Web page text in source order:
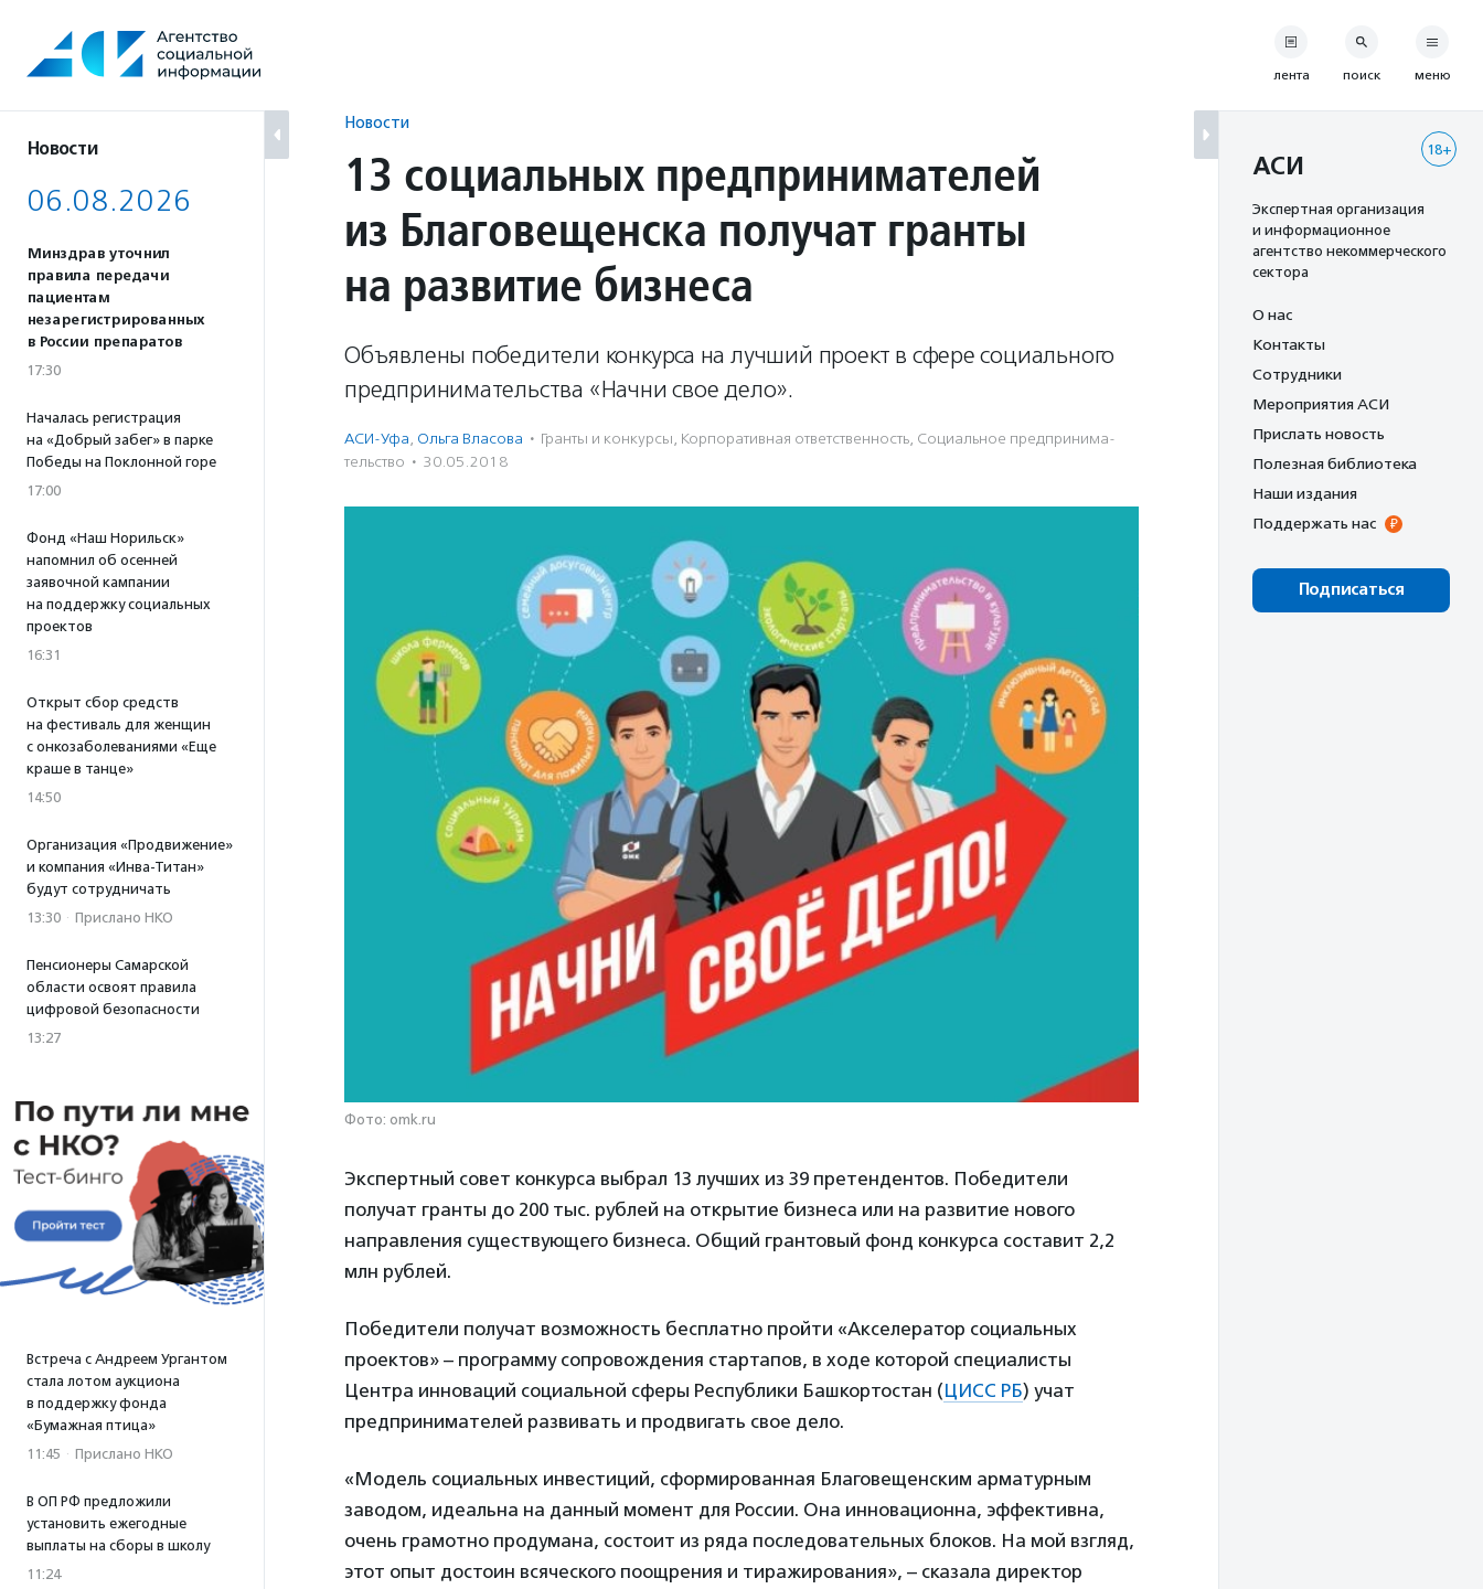
содержанию
Новости
06.08.2026
Минздрав уточнил
правила передачи
пациентам
незарегистрированных
в России препаратов
17:30
Началась регистрация
на «Добрый забег» в парке
Победы на Поклонной горе
17:00
Фонд «Наш Норильск»
напомнил об осенней
заявочной кампании
на поддержку социальных
проектов
16:31
Открыт сбор средств
на фестиваль для женщин
с онкозаболеваниями «Еще
краше в танце»
14:50
Организация «Продвижение»
и компания «Инва-Титан»
будут сотрудничать
13:30 · Прислано НКО
Пенсионеры Самарской
области освоят правила
цифровой безопасности
13:27
Встреча с Андреем Ургантом
стала лотом аукциона
в поддержку фонда
«Бумажная птица»
11:45 · Прислано НКО
В ОП РФ предложили
установить ежегодные
выплаты на сборы в школу
11:24
Новости
13 социальных предпринимателей
из Благовещенска получат гранты
на развитие бизнеса
Объявлены победители конкурса на лучший проект в сфере социального
предпринимательства «Начни свое дело».
АСИ-Уфа, Ольга Власова · Гранты и конкурсы, Корпоративная ответственность, Социальное предпри­нима­
тель­ство · 30.05.2018
Фото: omk.ru
Экспертный совет конкурса выбрал 13 лучших из 39 претендентов. Победители
получат гранты до 200 тыс. рублей на открытие бизнеса или на развитие нового
направления существующего бизнеса. Общий грантовый фонд конкурса составит 2,2
млн рублей.
Победители получат возможность бесплатно пройти «Акселератор социальных
проектов» – программу сопровождения стартапов, в ходе которой специалисты
Центра инноваций социальной сферы Республики Башкортостан (ЦИСС РБ) учат
предпринимателей развивать и продвигать свое дело.
«Модель социальных инвестиций, сформированная Благовещенским арматурным
заводом, идеальна на данный момент для России. Она инновационна, эффективна,
очень грамотно продумана, состоит из ряда последовательных блоков. На мой взгляд,
этот опыт достоин всяческого поощрения и тиражирования», – сказала директор
лента поиск меню
18+
АСИ
Экспертная организация
и информационное
агентство некоммерческого
сектора
О нас
Контакты
Сотрудники
Мероприятия АСИ
Прислать новость
Полезная библиотека
Наши издания
Поддержать нас
Подписаться